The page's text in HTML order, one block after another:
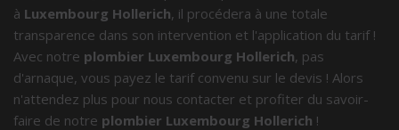
à Luxembourg Hollerich, il procédera à une totale
transparence dans son intervention et l'application du tarif !
Avec notre plombier Luxembourg Hollerich, pas
d'arnaque, vous payez le tarif convenu sur le devis ! Alors
n'attendez plus pour nous contacter et profiter du savoir-
faire de notre plombier Luxembourg Hollerich !